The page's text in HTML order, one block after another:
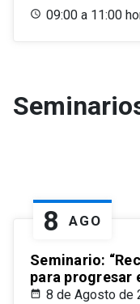
09:00 a 11:00
8 AGO
Seminario:
para progresar
8 de Agosto de